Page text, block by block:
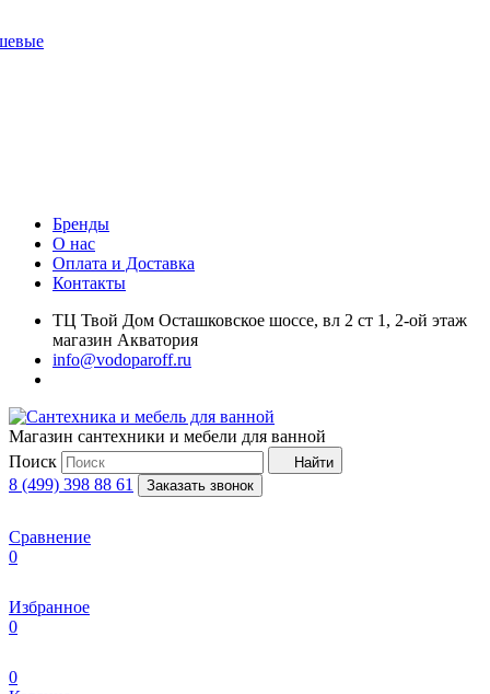
Бренды
О нас
Оплата и Доставка
Контакты
ТЦ Твой Дом Осташковское шоссе, вл 2 ст 1, 2-ой этаж
магазин Акватория
info@vodoparoff.ru
Магазин сантехники и мебели для ванной
Поиск
Найти
8 (499) 398 88 61 Заказать звонок
Сравнение
0
Избранное
0
0